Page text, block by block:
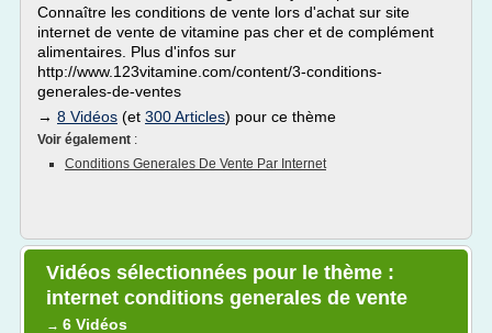
Connaître les conditions de vente lors d'achat sur site
internet de vente de vitamine pas cher et de complément
alimentaires. Plus d'infos sur
http://www.123vitamine.com/content/3-conditions-
generales-de-ventes
→ 8 Vidéos (et 300 Articles) pour ce thème
Voir également :
Conditions Generales De Vente Par Internet
Vidéos sélectionnées pour le thème :
internet conditions generales de vente
→ 6 Vidéos